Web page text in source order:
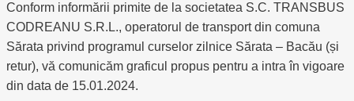
Conform informării primite de la societatea S.C. TRANSBUS
CODREANU S.R.L., operatorul de transport din comuna
Sărata privind programul curselor zilnice Sărata – Bacău (și
retur), vă comunicăm graficul propus pentru a intra în vigoare
din data de 15.01.2024.